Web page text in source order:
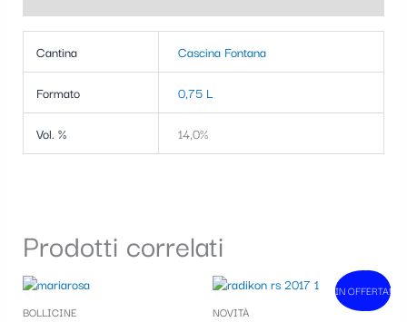
Cantina Cascina Fontana
Formato 0,75 L
Vol. % 14,0%
Prodotti correlati
BOLLICINE
In vendita!
IN OFFERTA!
NOVITÀ
Il
Il